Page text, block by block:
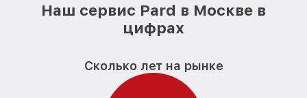
Наш сервис Pard в Москве в
цифрах
Сколько лет на рынке